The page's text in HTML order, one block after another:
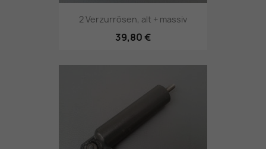
2 Verzurrösen, alt + massiv
39,80 €